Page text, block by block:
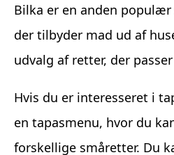
Bilka er en anden
der tilbyder mad ud af
udvalg af retter, der
Hvis du er interesseret i
en tapasmenu, hvor du
forskellige småretter. Du